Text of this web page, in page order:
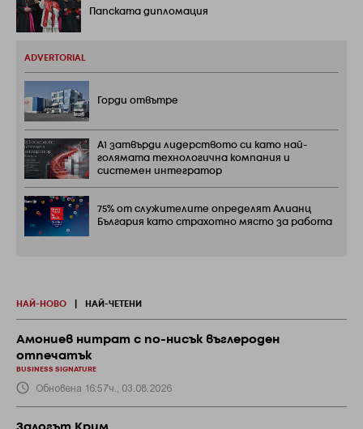
Папската дипломация
ADVERTORIAL
Горди отвътре
А1 затвърди лидерството си като най-
голямата технологична компания и
системен интегратор
75% от служителите определят Алианц
България като страхотно място за работа
НАЙ-НОВО НАЙ-ЧЕТЕНИ
Амониев нитрат с по-нисък въглероден
отпечатък
BUSINESS SIGNATURE
Обновена 16:57ч., 03.08.2026